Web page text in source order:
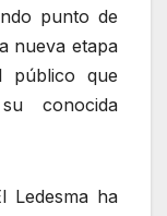
punto de
nueva etapa
público que
conocida
Ledesma ha